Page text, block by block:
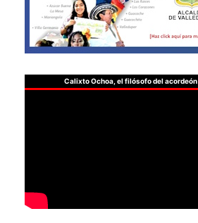
Calixto Ochoa, el filósofo del acordeón